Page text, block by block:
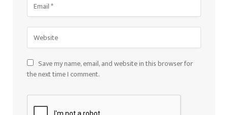
Save my name, email, and website in this browser for
the next time I comment.